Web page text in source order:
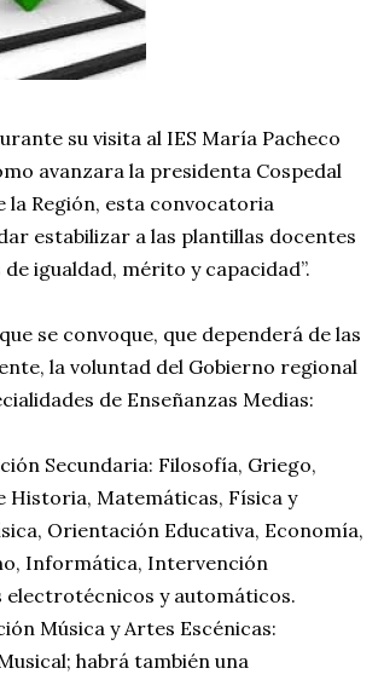
su visita al IES María Pacheco
avanzara la presidenta Cospedal
la Región, esta convocatoria
estabilizar a las plantillas docentes
igualdad, mérito y capacidad”.
se convoque, que dependerá de las
la voluntad del Gobierno regional
de Enseñanzas Medias:
Secundaria: Filosofía, Griego,
Historia, Matemáticas, Física y
Orientación Educativa, Economía,
Informática, Intervención
electrotécnicos y automáticos.
Música y Artes Escénicas:
habrá también una